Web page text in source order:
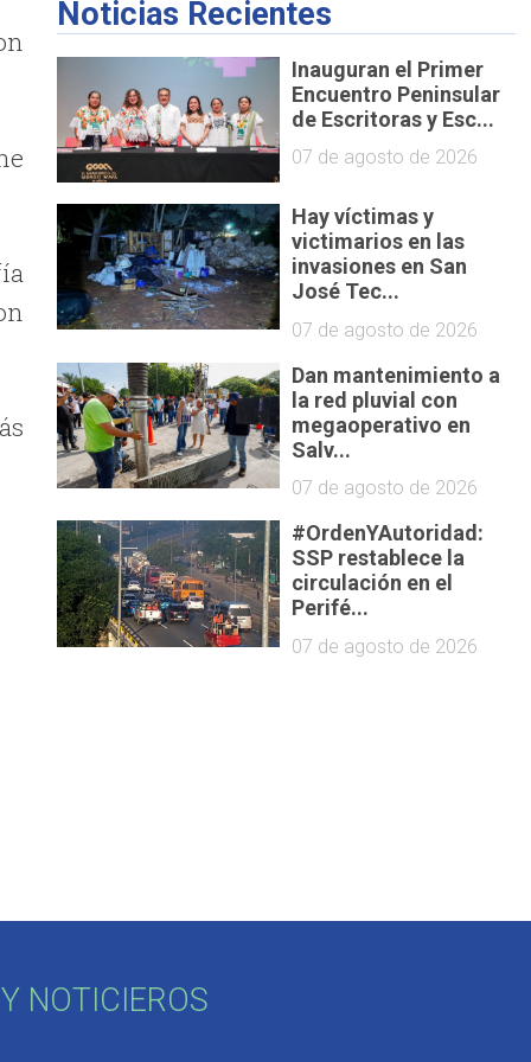
Noticias Recientes
Inauguran el Primer
Encuentro Peninsular
de Escritoras y Esc...
07 de agosto de 2026
Hay víctimas y
victimarios en las
invasiones en San
José Tec...
07 de agosto de 2026
Dan mantenimiento a
la red pluvial con
megaoperativo en
Salv...
07 de agosto de 2026
#OrdenYAutoridad:
SSP restablece la
circulación en el
Perifé...
07 de agosto de 2026
NOTICIEROS